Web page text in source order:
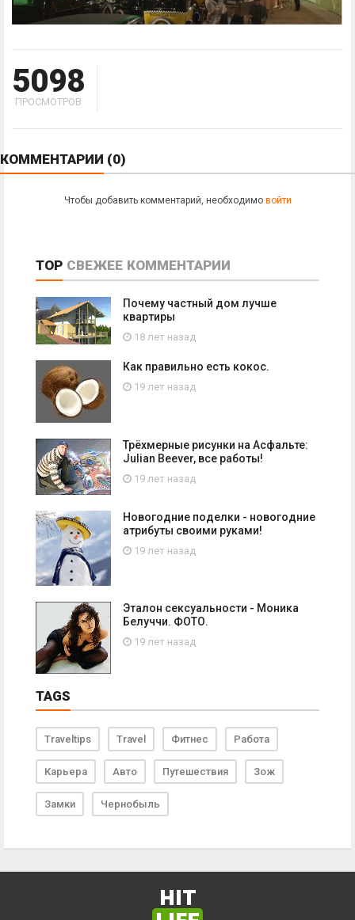
5098
ПРОСМОТРОВ
КОММЕНТАРИИ (0)
Чтобы добавить комментарий, необходимо войти
TOP СВЕЖЕЕ КОММЕНТАРИИ
Почему частный дом лучше
квартиры
18 лет назад
Как правильно есть кокос.
19 лет назад
Трёхмерные рисунки на Асфальте:
Julian Beever, все работы!
19 лет назад
Новогодние поделки - новогодние
атрибуты своими руками!
19 лет назад
Эталон сексуальности - Моника
Белуччи. ФОТО.
19 лет назад
TAGS
Traveltips Travel Фитнес Работа
Карьера Авто Путешествия Зож
Замки Чернобыль
HIT